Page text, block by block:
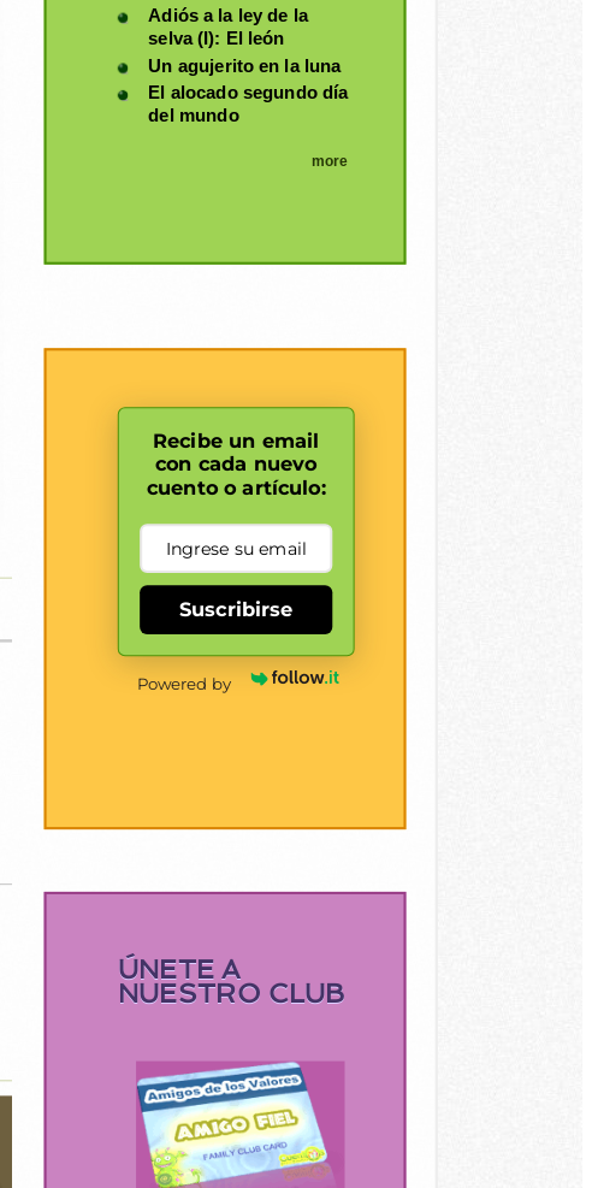
Adiós a la ley de la
selva (I): El león
Un agujerito en la luna
El alocado segundo día
del mundo
more
Recibe un email
con cada nuevo
cuento o artículo:
Suscribirse
Powered by
ÚNETE A
NUESTRO CLUB